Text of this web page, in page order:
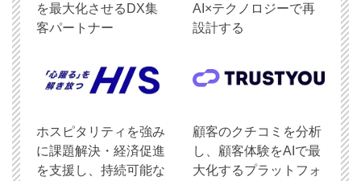
を最大化させるDX集
客パートナー
AI×テクノロジーで再
設計する
ホスピタリティを強み
に課題解決・経済促進
を支援し、持続可能な
顧客のクチコミを分析
し、顧客体験をAIで最
大化するプラットフォ